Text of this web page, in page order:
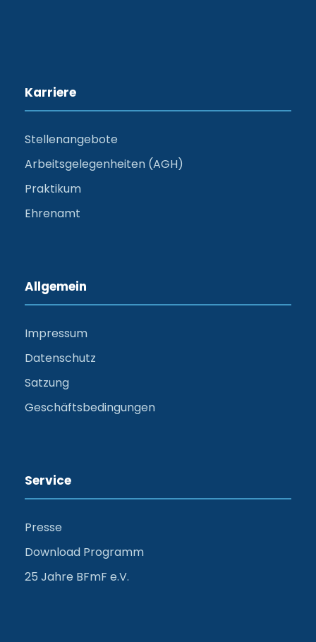
Karriere
Stellenangebote
Arbeitsgelegenheiten (AGH)
Praktikum
Ehrenamt
Allgemein
Impressum
Datenschutz
Satzung
Geschäftsbedingungen
Service
Presse
Download Programm
25 Jahre BFmF e.V.